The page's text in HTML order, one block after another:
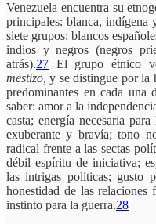
Venezuela encuentra su
principales: blanca, indígena
siete grupos: blancos
indios y negros (negros
atrás).27 El grupo étnico
mestizo, y se distingue por la
predominantes en cada una
saber: amor a la
casta; energía necesaria
exuberante y bravía; tono
radical frente a las sectas
débil espíritu de iniciativa;
las intrigas políticas; gusto
honestidad de las relaciones
instinto para la guerra.28